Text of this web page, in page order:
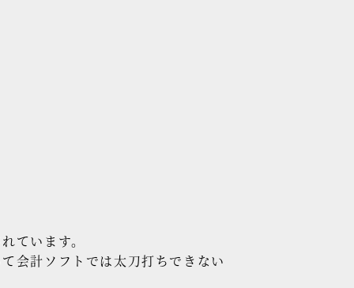
ています。
会計ソフトでは太刀打ちできない